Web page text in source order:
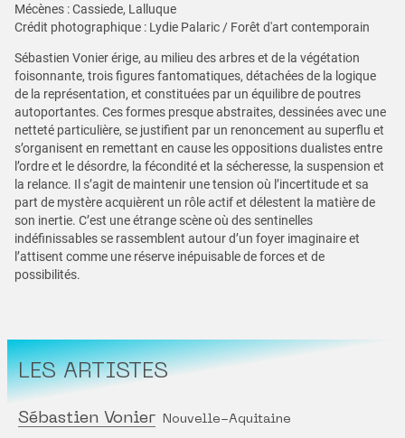
Mécènes : Cassiede, Lalluque
Crédit photographique : Lydie Palaric / Forêt d'art contemporain
Sébastien Vonier érige, au milieu des arbres et de la végétation
foisonnante, trois figures fantomatiques, détachées de la logique
de la représentation, et constituées par un équilibre de poutres
autoportantes. Ces formes presque abstraites, dessinées avec une
netteté particulière, se justifient par un renoncement au superflu et
s’organisent en remettant en cause les oppositions dualistes entre
l’ordre et le désordre, la fécondité et la sécheresse, la suspension et
la relance. Il s’agit de maintenir une tension où l’incertitude et sa
part de mystère acquièrent un rôle actif et délestent la matière de
son inertie. C’est une étrange scène où des sentinelles
indéfinissables se rassemblent autour d’un foyer imaginaire et
l’attisent comme une réserve inépuisable de forces et de
possibilités.
LES ARTISTES
Sébastien Vonier Nouvelle-Aquitaine